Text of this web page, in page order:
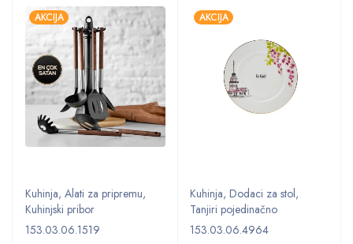
AKCIJA
Kuhinja, Alati za pripremu,
Kuhinjski pribor
153.03.06.1519
AKCIJA
Kuhinja, Dodaci za stol,
Tanjiri pojedinačno
153.03.06.4964